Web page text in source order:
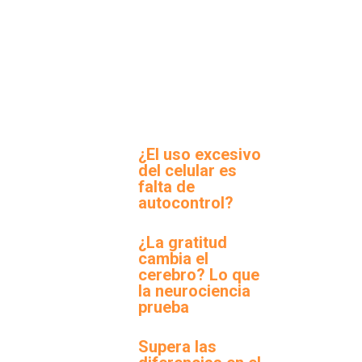
¿El uso excesivo
del celular es
falta de
autocontrol?
¿La gratitud
cambia el
cerebro? Lo que
la neurociencia
prueba
Supera las